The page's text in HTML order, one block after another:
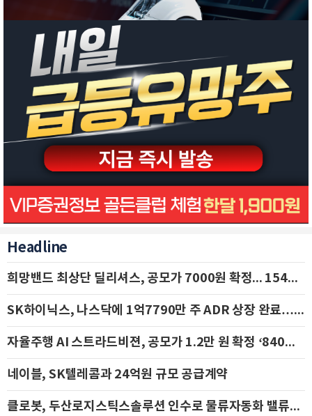
Headline
희망밴드 최상단 딜리셔스, 공모가 7000원 확정... 154억 규모 IPO 돌입
SK하이닉스, 나스닥에 1억7790만 주 ADR 상장 완료…29일 국내 추가 상장
자율주행 AI 스트라드비젼, 공모가 1.2만 원 확정 ‘840억 수혈’
네이블, SK텔레콤과 24억원 규모 공급계약
클로봇, 두산로지스틱스솔루션 인수로 물류자동화 밸류체인 확장 추진 - IBK투자증권